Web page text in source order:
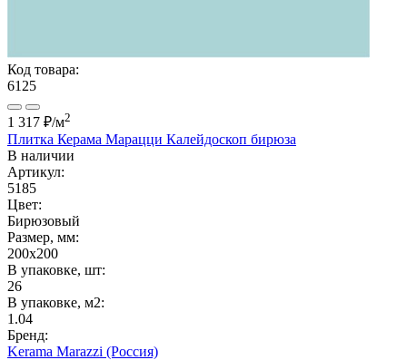
Код товара:
6125
1 317 ₽/м2
Плитка Керама Марацци Калейдоскоп бирюза
В наличии
Артикул:
5185
Цвет:
Бирюзовый
Размер, мм:
200x200
В упаковке, шт:
26
В упаковке, м2:
1.04
Бренд:
Kerama Marazzi (Россия)